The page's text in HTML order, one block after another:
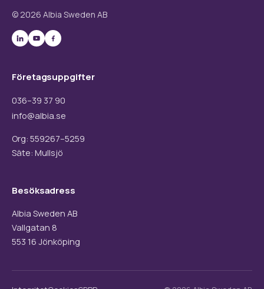
© 2026 Albia Sweden AB
Företagsuppgifter
036–39 37 90
info@albia.se
Org: 559267–5259
Säte: Mullsjö
Besöksadress
Albia Sweden AB
Vallgatan 8
553 16 Jönköping